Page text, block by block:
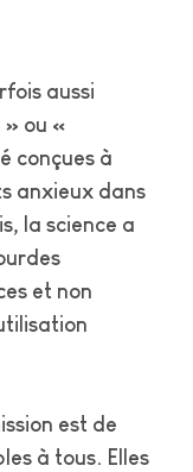
aussi
ou «
conçues à
anxieux dans
la science a
et non
est de
à tous. Elles